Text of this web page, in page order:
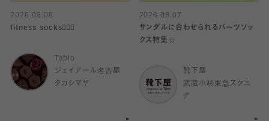
2026.08.08
fitness socks🧘🏻‍♀️
Tabio
ジェイアール名古屋
タカシマヤ
2026.08.07
サンダルに合わせられるパーツソッ
クス特集☆
靴下屋
武蔵小杉東急スクエ
ア